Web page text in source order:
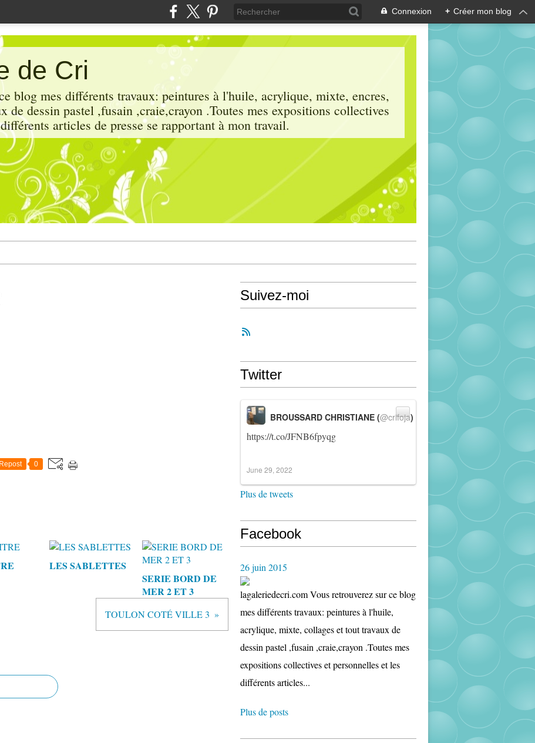
Connexion + Créer mon blog
de Cri
blog mes différents travaux: peintures à l'huile, acrylique, mixte, encres,
de dessin pastel ,fusain ,craie,crayon .Toutes mes expositions collectives
articles de presse se rapportant à mon travail.
Repost 0
LES SABLETTES
SERIE BORD DE
MER 2 ET 3
TOULON COTÉ VILLE 3
Suivez-moi
Twitter
https://t.co/JFNB6fpyqg
BROUSSARD CHRISTIANE (@crifoja)
June 29, 2022
Plus de tweets
Facebook
26 juin 2015
lagaleriedecri.com Vous retrouverez sur ce blog
mes différents travaux: peintures à l'huile,
acrylique, mixte, collages et tout travaux de
dessin pastel ,fusain ,craie,crayon .Toutes mes
expositions collectives et personnelles et les
différents articles...
Plus de posts